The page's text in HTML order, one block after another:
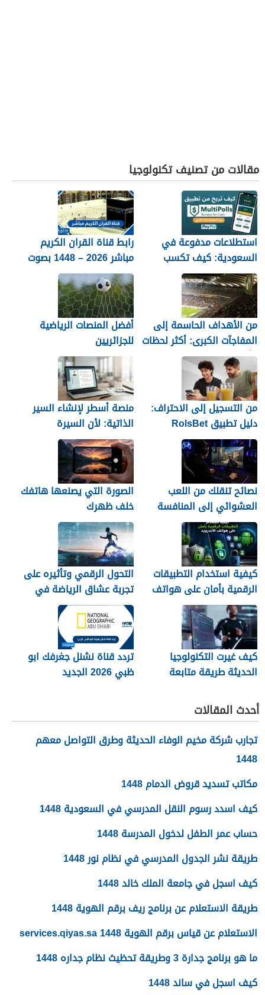
مقالات من تصنيف تكنولوجيا
استطلاعات مدفوعة في
السعودية: كيف تكسب
المال مع MultiPolls
رابط قناة القران الكريم
مباشر 2026 – 1448 بصوت
جميل
من الأهداف الحاسمة إلى
المفاجآت الكبرى: أكثر لحظات
كأس العالم 2026 التي لا
تُنسى
أفضل المنصات الرياضية
للجزائريين
من التسجيل إلى الاحتراف:
دليل تطبيق RolsBet
للمستخدمين السوريين
منصة أسطر لإنشاء السير
الذاتية: لأن السيرة
العشوائية لن تمنحك وظيفة
نصائح تنقلك من اللعب
العشوائي إلى المنافسة
الصورة التي يصنعها هاتفك
خلف ظهرك
كيفية استخدام التطبيقات
الرقمية بأمان على هواتف
الأندرويد
التحول الرقمي وتأثيره على
تجربة عشاق الرياضة في
الجزائر
كيف غيرت التكنولوجيا
الحديثة طريقة متابعة
تردد قناة نشنل جغرفك ابو
ظبي 2026 الجديد
أحدث المقالات
تجارب شركة مخيم الوفاء الحديثة وطرق التواصل معهم
1448
مكاتب تسديد قروض الدمام 1448
كيف اسدد رسوم النقل المدرسي في السعودية 1448
حساب عمر الطفل لدخول المدرسة 1448
طريقة نشر الجدول المدرسي في نظام نور 1448
كيف اسجل في جامعة الملك خالد 1448
طريقة الاستعلام عن برنامج ريف برقم الهوية 1448
الاستعلام عن قياس برقم الهوية 1448 services.qiyas.sa
ما هو برنامج جدارة 3 وطريقة تحظيث نظام جداره 1448
كيف اسجل في ساند 1448